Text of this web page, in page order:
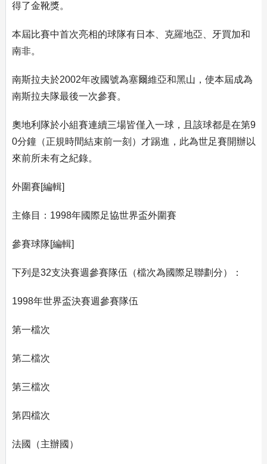
得了金靴獎。
本屆比賽中首次亮相的球隊有日本、克羅地亞、牙買加和
南非。
南斯拉夫於2002年改國號為塞爾維亞和黑山，使本屆成為
南斯拉夫隊最後一次參賽。
奧地利隊於小組賽連續三場皆僅入一球，且該球都是在第9
0分鐘（正規時間結束前一刻）才踢進，此為世足賽開辦以
來前所未有之紀錄。
外圍賽[編輯]
主條目：1998年國際足協世界盃外圍賽
參賽球隊[編輯]
下列是32支決賽週參賽隊伍（檔次為國際足聯劃分）：
1998年世界盃決賽週參賽隊伍
第一檔次
第二檔次
第三檔次
第四檔次
法國（主辦國）